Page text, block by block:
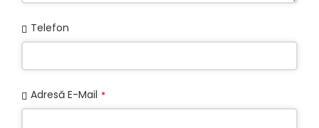
Business
Email *
Telefon
Adresă E-Mail *